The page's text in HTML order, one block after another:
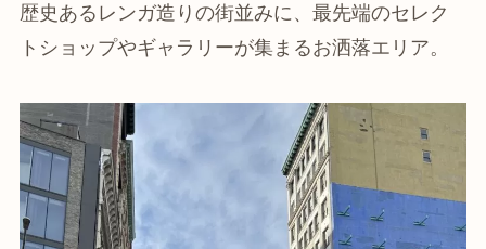
歴史あるレンガ造りの街並みに、最先端のセレク
トショップやギャラリーが集まるお洒落エリア。